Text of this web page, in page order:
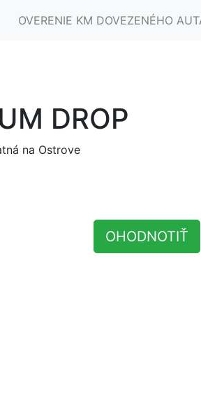
OVERENIE KM DOVEZENÉHO
DROP
na Ostrove
OHODNOTIŤ